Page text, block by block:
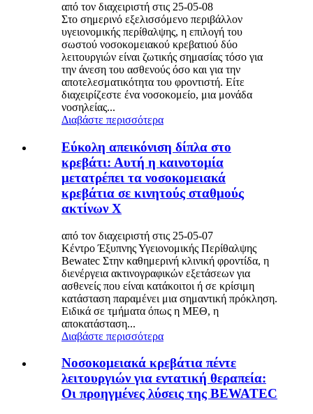
από τον διαχειριστή στις 25-05-08
Στο σημερινό εξελισσόμενο περιβάλλον
υγειονομικής περίθαλψης, η επιλογή του
σωστού νοσοκομειακού κρεβατιού δύο
λειτουργιών είναι ζωτικής σημασίας τόσο για
την άνεση του ασθενούς όσο και για την
αποτελεσματικότητα του φροντιστή. Είτε
διαχειρίζεστε ένα νοσοκομείο, μια μονάδα
νοσηλείας...
Διαβάστε περισσότερα
Εύκολη απεικόνιση δίπλα στο
κρεβάτι: Αυτή η καινοτομία
μετατρέπει τα νοσοκομειακά
κρεβάτια σε κινητούς σταθμούς
ακτίνων Χ
από τον διαχειριστή στις 25-05-07
Κέντρο Έξυπνης Υγειονομικής Περίθαλψης
Bewatec Στην καθημερινή κλινική φροντίδα, η
διενέργεια ακτινογραφικών εξετάσεων για
ασθενείς που είναι κατάκοιτοι ή σε κρίσιμη
κατάσταση παραμένει μια σημαντική πρόκληση.
Ειδικά σε τμήματα όπως η ΜΕΘ, η
αποκατάσταση...
Διαβάστε περισσότερα
Νοσοκομειακά κρεβάτια πέντε
λειτουργιών για εντατική θεραπεία:
Οι προηγμένες λύσεις της BEWATEC